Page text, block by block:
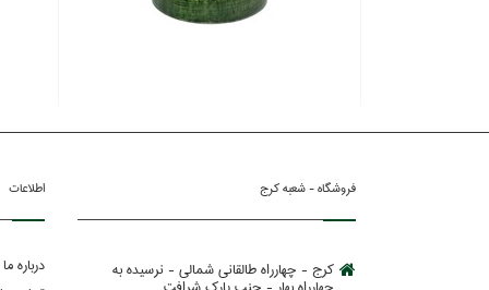
فروشگاه - شعبه کرج
کرج - چهارراه طالقانی شمالی - نرسیده به
اطلاعات
درباره ما